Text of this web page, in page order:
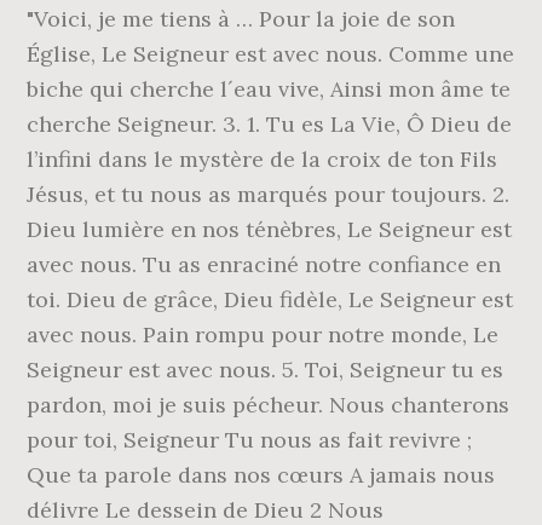
"Voici, je me tiens à … Pour la joie de son
Église, Le Seigneur est avec nous. Comme une
biche qui cherche l´eau vive, Ainsi mon âme te
cherche Seigneur. 3. 1. Tu es La Vie, Ô Dieu de
l’infini dans le mystère de la croix de ton Fils
Jésus, et tu nous as marqués pour toujours. 2.
Dieu lumière en nos ténèbres, Le Seigneur est
avec nous. Tu as enraciné notre confiance en
toi. Dieu de grâce, Dieu fidèle, Le Seigneur est
avec nous. Pain rompu pour notre monde, Le
Seigneur est avec nous. 5. Toi, Seigneur tu es
pardon, moi je suis pécheur. Nous chanterons
pour toi, Seigneur Tu nous as fait revivre ;
Que ta parole dans nos cœurs A jamais nous
délivre Le dessein de Dieu 2 Nous